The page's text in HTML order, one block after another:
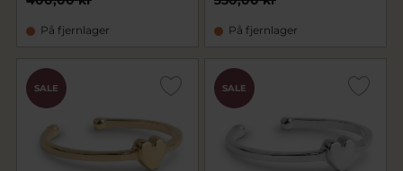
På fjernlager På fjernlager
SALE SALE